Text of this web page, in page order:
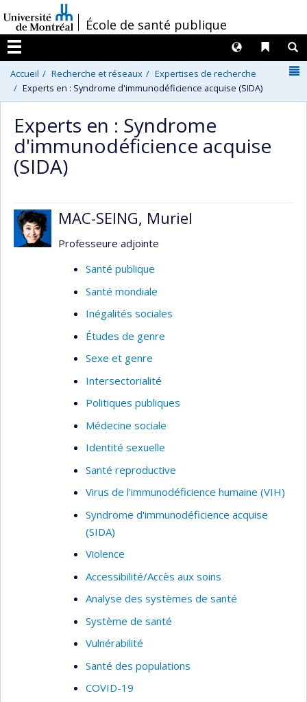
au
contenu
/École de santé publique
Menu
Liens
Langues
Accueil Recherche et réseaux
Expertises de recherche
Experts en : Syndrome d'immunodéficience acquise (SIDA)
Experts en : Syndrome
d'immunodéficience acquise
(SIDA)
MAC-SEING, Muriel
Professeure adjointe
Santé publique
Santé mondiale
Inégalités sociales
Études de genre
Sexe et genre
Intersectorialité
Politiques publiques
Médecine sociale
Identité sexuelle
Santé reproductive
Virus de l'immunodéficience humaine (VIH)
Syndrome d'immunodéficience acquise
(SIDA)
Violence
Accessibilité/Accès aux soins
Analyse des systèmes de santé
Système de santé
Vulnérabilité
Santé des populations
COVID-19